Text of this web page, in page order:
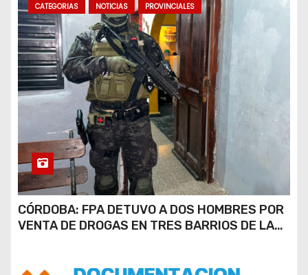
CATEGORIAS NOTICIAS PROVINCIALES
CÓRDOBA: FPA DETUVO A DOS HOMBRES POR
VENTA DE DROGAS EN TRES BARRIOS DE LA